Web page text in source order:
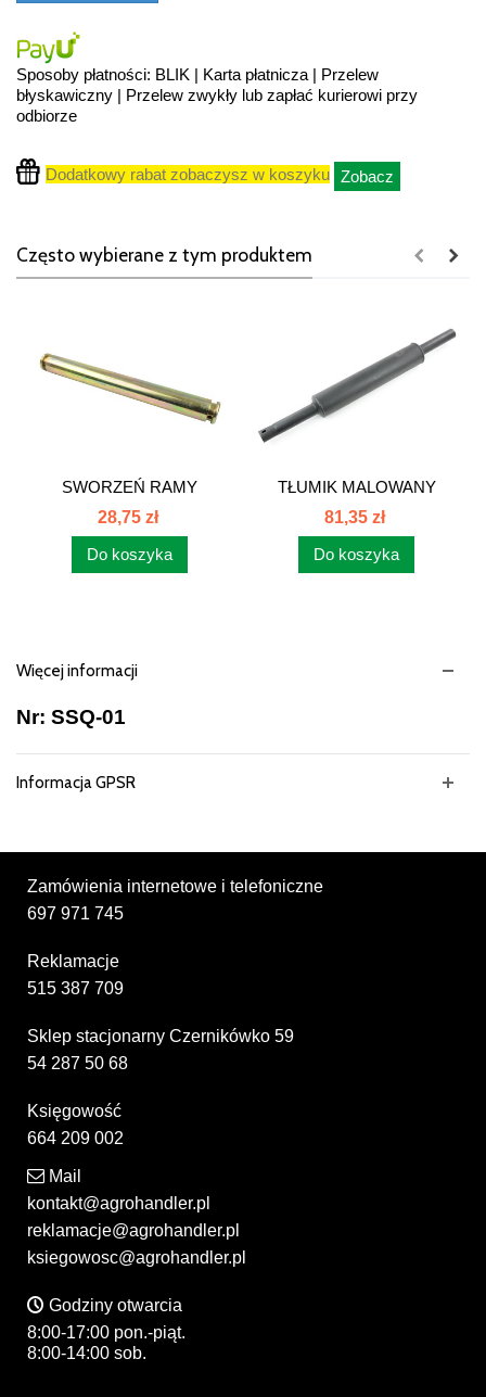
Sposoby płatności: BLIK | Karta płatnicza | Przelew
błyskawiczny | Przelew zwykły lub zapłać kurierowi przy
odbiorze
Dodatkowy rabat zobaczysz w koszyku Zobacz
Często wybierane z tym produktem
SWORZEŃ RAMY
ZACZEPU...
28,75 zł
Do koszyka
TŁUMIK MALOWANY
C360...
81,35 zł
Do koszyka
Więcej informacji
Nr: SSQ-01
Informacja GPSR
Zamówienia internetowe i telefoniczne
697 971 745
Reklamacje
515 387 709
Sklep stacjonarny Czernikówko 59
54 287 50 68
Księgowość
664 209 002
Mail
kontakt@agrohandler.pl
reklamacje@agrohandler.pl
ksiegowosc@agrohandler.pl
Godziny otwarcia
8:00-17:00 pon.-piąt.
8:00-14:00 sob.